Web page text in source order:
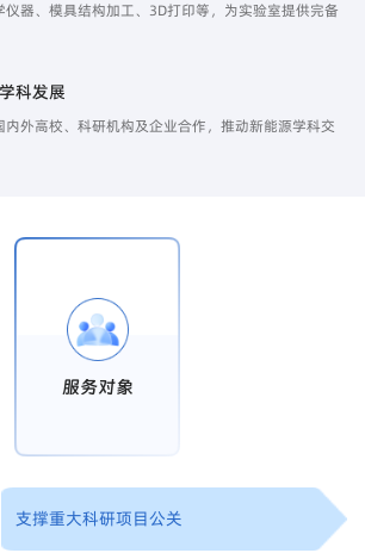
器、模具结构加工、3D打印等，为实验室提供完备
科发展
外高校、科研机构及企业合作，推动新能源学科交
服务对象
支撑重大科研项目公关